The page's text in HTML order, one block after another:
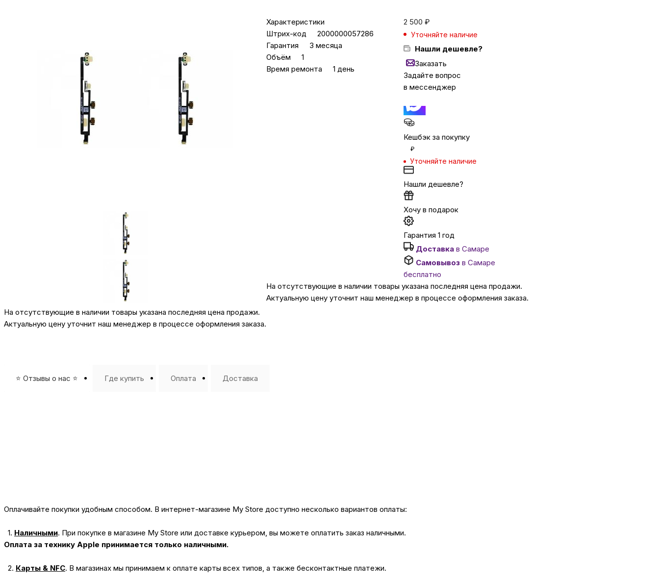
Красота и здоровье
Сумки и чемоданы
Для дома и дачи
LEGO
Для домашних питомцев
Умный дом и безопасность
Автомобильные аксессуары
Сервисный центр Apple в Самаре
Подарочные сертификаты
На отсутствующие в наличии товары указана последняя цена продажи.
Актуальную цену уточнит наш менеджер в процессе оформления заказа.
Характеристики
Штрих-код
2000000057286
Гарантия
3 месяца
Объём
1
Время ремонта
1 день
2 500 ₽
Уточняйте наличие
Нашли дешевле?
Заказать
Задайте вопрос
в мессенджер
Кешбэк за покупку
₽
Уточняйте наличие
Нашли дешевле?
Хочу в подарок
Гарантия 1 год
Доставкав Самаре
Самовывозв Самаре
бесплатно
На отсутствующие в наличии товары указана последняя цена продажи.
Актуальную цену уточнит наш менеджер в процессе оформления заказа.
⭐️ Отзывы о нас ⭐️ Где купить Оплата Доставка
Оплачивайте покупки удобным способом. В интернет-магазине My Store доступно несколько вариантов оплаты:
1. Наличными. При покупке в магазине My Store или доставке курьером, вы можете оплатить заказ наличными.
Оплата за технику Apple принимается только наличными.
2. Карты & NFC. В магазинах мы принимаем к оплате карты всех типов, а также бесконтактные платежи.